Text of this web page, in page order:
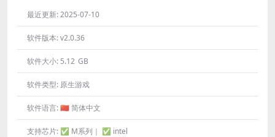
最近更新:2025-07-10
软件版本:v2.0.36
软件大小: 5.12 GB
软件类型: 原生游戏
软件语言:🇨🇳 简体中文
支持芯片: ✅ M系列｜ ✅ intel